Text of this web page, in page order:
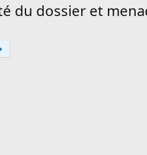
du dossier et